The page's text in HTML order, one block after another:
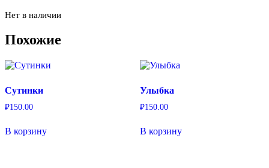
Нет в наличии
Похожие
Сутинки
₽150.00
В корзину
Улыбка
₽150.00
В корзину